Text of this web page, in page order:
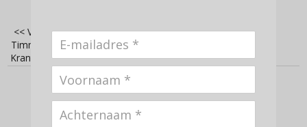
<< Vorige|Home>Hout bewerken>
Timmersets voor kinderen>
Krantenbak (k009) + Gereedschap (st011)